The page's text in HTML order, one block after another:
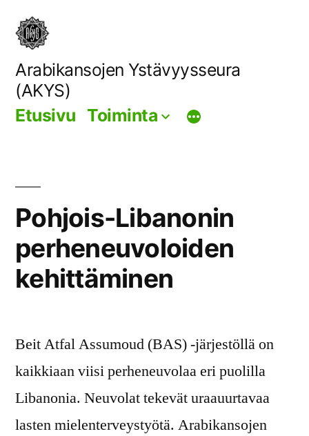
Siirry
sisältöön
Arabikansojen Ystävyysseura
(AKYS)
Etusivu Toiminta
Pohjois-Libanonin
perheneuvoloiden
kehittäminen
Beit Atfal Assumoud (BAS) -järjestöllä on
kaikkiaan viisi perheneuvolaa eri puolilla
Libanonia. Neuvolat tekevät uraauurtavaa
lasten mielenterveystyötä. Arabikansojen